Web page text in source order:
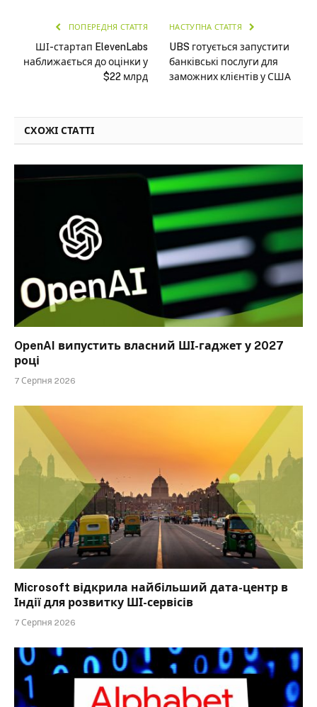
ПОПЕРЕДНЯ СТАТТЯ
ШІ-стартап ElevenLabs
наближається до оцінки у
$22 млрд
НАСТУПНА СТАТТЯ
UBS готується запустити
банківські послуги для
заможних клієнтів у США
СХОЖІ СТАТТІ
OpenAI випустить власний ШІ-гаджет у 2027
році
7 Серпня 2026
Microsoft відкрила найбільший дата-центр в
Індії для розвитку ШІ-сервісів
7 Серпня 2026